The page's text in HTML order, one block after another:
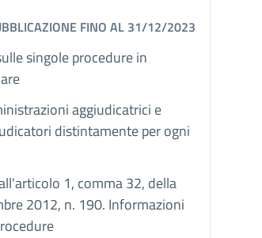
FINO AL 31/12/2023
singole procedure in
aggiudicatrici e
distintamente per ogni
1, comma 32, della
2012, n. 190. Informazioni